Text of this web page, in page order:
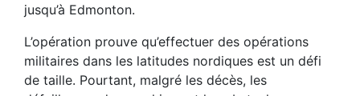
jusqu’à Edmonton.
L’opération prouve qu’effectuer des opérations
militaires dans les latitudes nordiques est un défi
de taille. Pourtant, malgré les décès, les